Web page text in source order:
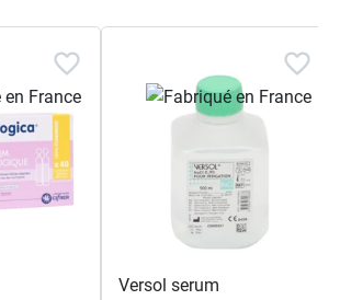
Versol serum